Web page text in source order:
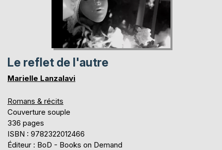
Le reflet de l'autre
Marielle Lanzalavi
Romans & récits
Couverture souple
336 pages
ISBN : 9782322012466
Éditeur : BoD - Books on Demand